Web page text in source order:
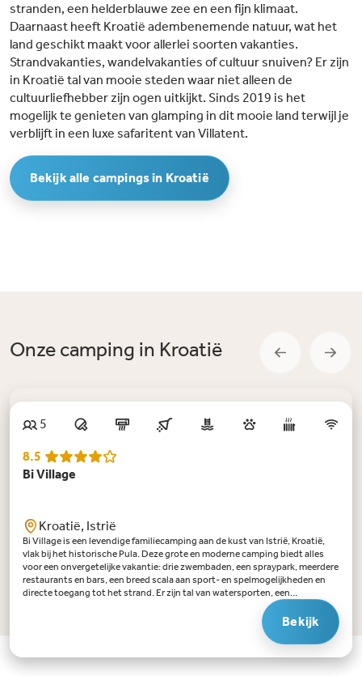
stranden, een helderblauwe zee en een fijn klimaat.
Daarnaast heeft Kroatië adembenemende natuur, wat het
land geschikt maakt voor allerlei soorten vakanties.
Strandvakanties, wandelvakanties of cultuur snuiven? Er zijn
in Kroatië tal van mooie steden waar niet alleen de
cultuurliefhebber zijn ogen uitkijkt. Sinds 2019 is het
mogelijk te genieten van glamping in dit mooie land terwijl je
verblijft in een luxe safaritent van Villatent.
Bekijk alle campings in Kroatië
Onze camping in Kroatië
Tip
5
8.5
Bi Village
Kroatië, Istrië
Bi Village is een levendige familiecamping aan de kust van Istrië, Kroatië,
vlak bij het historische Pula. Deze grote en moderne camping biedt alles
voor een onvergetelijke vakantie: drie zwembaden, een spraypark, meerdere
restaurants en bars, een breed scala aan sport- en spelmogelijkheden en
directe toegang tot het strand. Er zijn tal van watersporten, een
avonturen- en trampolinepark, een professioneel animatieteam en een
duikschool. Daarnaast vind je op het terrein diverse sportfaciliteiten zoals
tennis- en volleybalvelden, en mogelijkheden om fietsen of
watersportmateriaal te huren. Of je nu zin hebt in een actieve dag of liever
ontspant aan zee, op Bi Village is er altijd iets te beleven.Hoogtepunten
Bekijk